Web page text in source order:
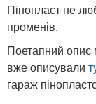
Пінопласт не
променів.
Поетапний опис
вже описували
гараж